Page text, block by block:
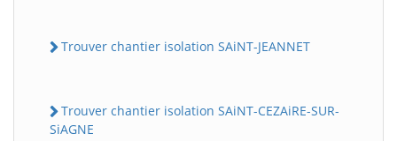
Trouver chantier isolation SAiNT-JEANNET
Trouver chantier isolation SAiNT-CEZAiRE-SUR-
SiAGNE